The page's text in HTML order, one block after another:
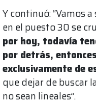
Y continuó: “Vamos
en el puesto 30 se
por hoy, todavía
por detrás,
exclusivamente de
que dejar de buscar
no sean lineales”.